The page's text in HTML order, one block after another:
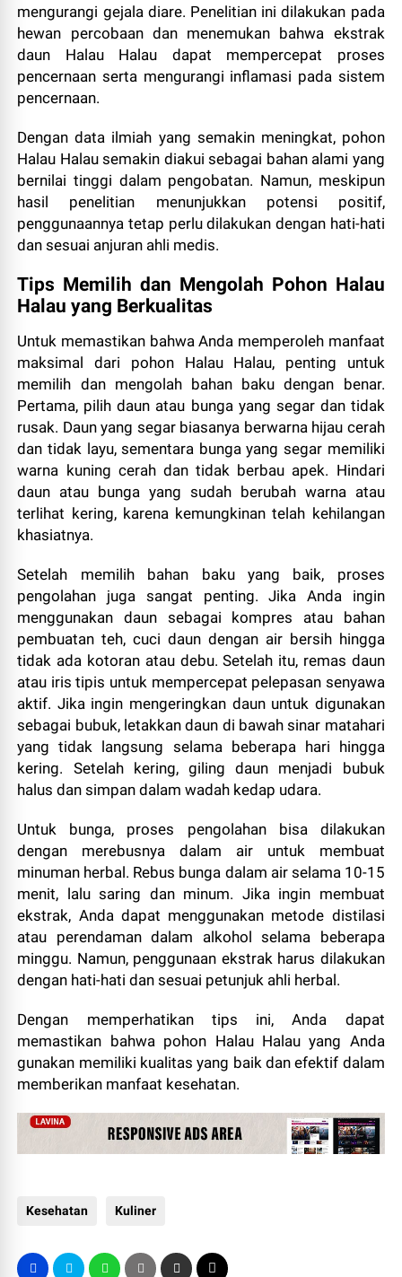
mengurangi gejala diare. Penelitian ini dilakukan pada
hewan percobaan dan menemukan bahwa ekstrak
daun Halau Halau dapat mempercepat proses
pencernaan serta mengurangi inflamasi pada sistem
pencernaan.
Dengan data ilmiah yang semakin meningkat, pohon
Halau Halau semakin diakui sebagai bahan alami yang
bernilai tinggi dalam pengobatan. Namun, meskipun
hasil penelitian menunjukkan potensi positif,
penggunaannya tetap perlu dilakukan dengan hati-hati
dan sesuai anjuran ahli medis.
Tips Memilih dan Mengolah Pohon Halau
Halau yang Berkualitas
Untuk memastikan bahwa Anda memperoleh manfaat
maksimal dari pohon Halau Halau, penting untuk
memilih dan mengolah bahan baku dengan benar.
Pertama, pilih daun atau bunga yang segar dan tidak
rusak. Daun yang segar biasanya berwarna hijau cerah
dan tidak layu, sementara bunga yang segar memiliki
warna kuning cerah dan tidak berbau apek. Hindari
daun atau bunga yang sudah berubah warna atau
terlihat kering, karena kemungkinan telah kehilangan
khasiatnya.
Setelah memilih bahan baku yang baik, proses
pengolahan juga sangat penting. Jika Anda ingin
menggunakan daun sebagai kompres atau bahan
pembuatan teh, cuci daun dengan air bersih hingga
tidak ada kotoran atau debu. Setelah itu, remas daun
atau iris tipis untuk mempercepat pelepasan senyawa
aktif. Jika ingin mengeringkan daun untuk digunakan
sebagai bubuk, letakkan daun di bawah sinar matahari
yang tidak langsung selama beberapa hari hingga
kering. Setelah kering, giling daun menjadi bubuk
halus dan simpan dalam wadah kedap udara.
Untuk bunga, proses pengolahan bisa dilakukan
dengan merebusnya dalam air untuk membuat
minuman herbal. Rebus bunga dalam air selama 10-15
menit, lalu saring dan minum. Jika ingin membuat
ekstrak, Anda dapat menggunakan metode distilasi
atau perendaman dalam alkohol selama beberapa
minggu. Namun, penggunaan ekstrak harus dilakukan
dengan hati-hati dan sesuai petunjuk ahli herbal.
Dengan memperhatikan tips ini, Anda dapat
memastikan bahwa pohon Halau Halau yang Anda
gunakan memiliki kualitas yang baik dan efektif dalam
memberikan manfaat kesehatan.
Kesehatan Kuliner